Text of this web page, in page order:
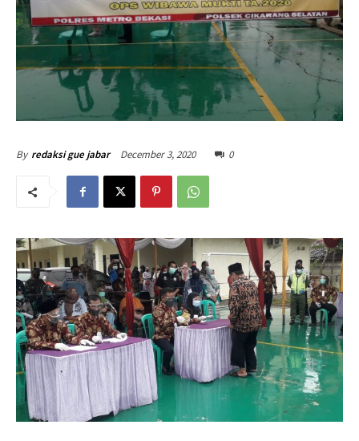
By redaksi gue jabar December 3, 2020 0